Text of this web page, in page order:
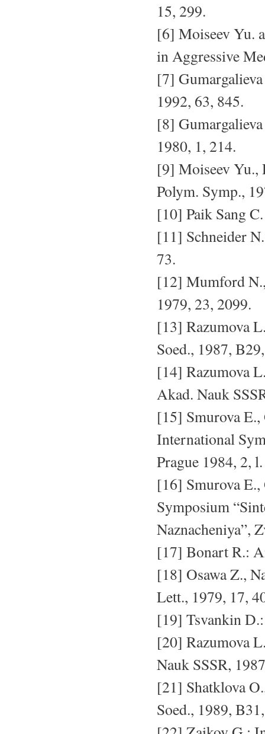
15, 299.
[6] Moiseev Yu.
in Aggressive
[7]
1992, 63, 845.
[8]
1980, 1, 214.
[9] Moiseev Yu.,
Polym. Symp.,
[10] Paik Sang
[11] Schneider
73.
[12] Mumford
1979, 23, 2099.
[13] Razumova
Soed., 1987,
[14] Razumova
Akad. Nauk
[15] Smurova E.,
International
Prague 1984, 2, l.
[16] Smurova
Symposium
Naznacheniya”,
[17] Bonart R.:
[18] Osawa Z.,
Lett., 1979, 17,
[19] Tsvankin
[20] Razumova
Nauk SSSR,
[21] Shatklova
Soed., 1989,